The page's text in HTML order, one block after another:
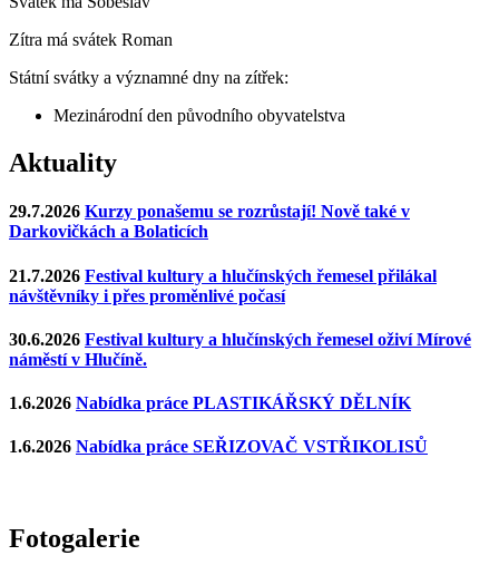
Zítra má svátek Roman
Státní svátky a významné dny na zítřek:
Mezinárodní den původního obyvatelstva
Aktuality
29.7.2026 Kurzy ponašemu se rozrůstají! Nově také v
Darkovičkách a Bolaticích
21.7.2026 Festival kultury a hlučínských řemesel přilákal
návštěvníky i přes proměnlivé počasí
30.6.2026 Festival kultury a hlučínských řemesel oživí Mírové
náměstí v Hlučíně.
1.6.2026 Nabídka práce PLASTIKÁŘSKÝ DĚLNÍK
1.6.2026 Nabídka práce SEŘIZOVAČ VSTŘIKOLISŮ
Fotogalerie